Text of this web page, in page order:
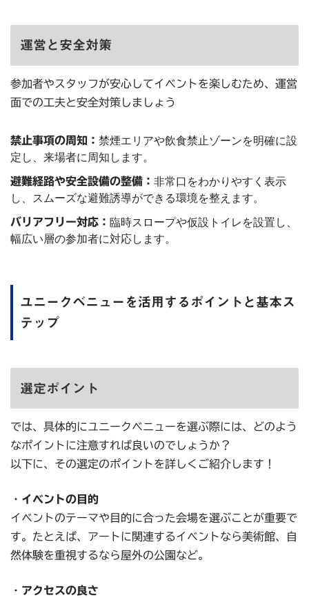
運営と安全対策
参加者やスタッフが安心してイベントを楽しむため、運営
面での工夫と安全対策しましょう
禁止事項の周知： 禁煙エリアや飲食禁止ゾーンを明確に設
定し、来場者に周知します。
避難経路や安全設備の整備： 非常口をわかりやすく表示
し、スムーズな避難誘導ができる環境を整えます。
バリアフリー対応： 臨時スロープや仮設トイレを設置し、
幅広い層の参加者に対応します。
ユニークベニューを活用するポイントと基本ス
テップ
選定ポイント
では、具体的にユニークベニューを選ぶ際には、どのよう
なポイントに注意すれば良いのでしょうか？
以下に、その選定のポイントを詳しくご紹介します！
・ イベントの目的
イベントのテーマや目的に合った会場を選ぶことが重要で
す。たとえば、アートに関連するイベントなら美術館、自
然体験を重視するなら屋外の公園など。
・ アクセスの良さ